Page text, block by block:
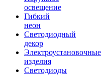
освещение
Гибкий
неон
Светодиодный
декор
Электроустановочные
изделия
Светодиоды